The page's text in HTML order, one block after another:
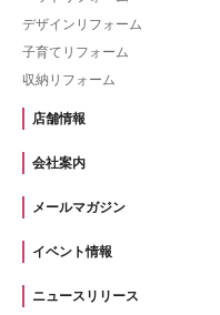
デザインリフォーム
子育てリフォーム
収納リフォーム
店舗情報
会社案内
メールマガジン
イベント情報
ニュースリリース